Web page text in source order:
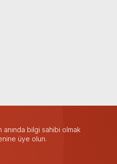
bilgi sahibi olmak
üye olun.